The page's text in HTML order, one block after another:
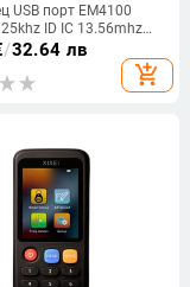
USB порт EM4100
ID IC 13.56mhz
за поддръжка
карти Linux
/32.64 лв
add_shopping_cart